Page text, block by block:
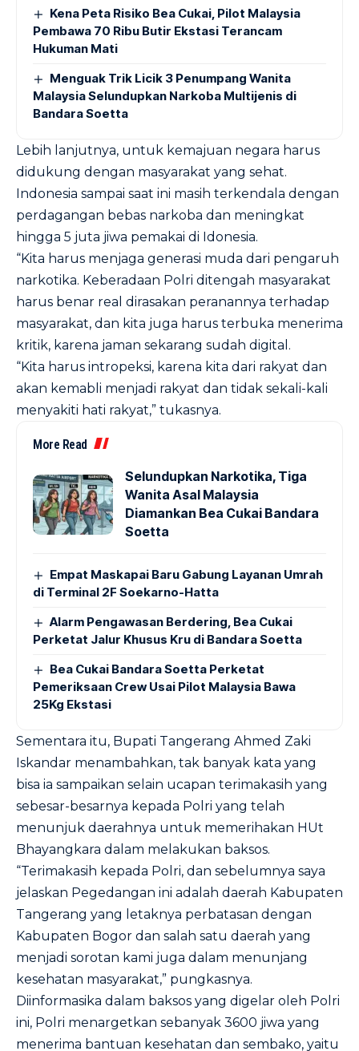
Kena Peta Risiko Bea Cukai, Pilot Malaysia
Pembawa 70 Ribu Butir Ekstasi Terancam
Hukuman Mati
Menguak Trik Licik 3 Penumpang Wanita
Malaysia Selundupkan Narkoba Multijenis di
Bandara Soetta
Lebih lanjutnya, untuk kemajuan negara harus
didukung dengan masyarakat yang sehat.
Indonesia sampai saat ini masih terkendala dengan
perdagangan bebas narkoba dan meningkat
hingga 5 juta jiwa pemakai di Idonesia.
“Kita harus menjaga generasi muda dari pengaruh
narkotika. Keberadaan Polri ditengah masyarakat
harus benar real dirasakan peranannya terhadap
masyarakat, dan kita juga harus terbuka menerima
kritik, karena jaman sekarang sudah digital.
“Kita harus intropeksi, karena kita dari rakyat dan
akan kemabli menjadi rakyat dan tidak sekali-kali
menyakiti hati rakyat,” tukasnya.
More Read
Selundupkan Narkotika, Tiga
Wanita Asal Malaysia
Diamankan Bea Cukai Bandara
Soetta
Empat Maskapai Baru Gabung Layanan Umrah
di Terminal 2F Soekarno-Hatta
Alarm Pengawasan Berdering, Bea Cukai
Perketat Jalur Khusus Kru di Bandara Soetta
Bea Cukai Bandara Soetta Perketat
Pemeriksaan Crew Usai Pilot Malaysia Bawa
25Kg Ekstasi
Sementara itu, Bupati Tangerang Ahmed Zaki
Iskandar menambahkan, tak banyak kata yang
bisa ia sampaikan selain ucapan terimakasih yang
sebesar-besarnya kepada Polri yang telah
menunjuk daerahnya untuk memerihakan HUt
Bhayangkara dalam melakukan baksos.
“Terimakasih kepada Polri, dan sebelumnya saya
jelaskan Pegedangan ini adalah daerah Kabupaten
Tangerang yang letaknya perbatasan dengan
Kabupaten Bogor dan salah satu daerah yang
menjadi sorotan kami juga dalam menunjang
kesehatan masyarakat,” pungkasnya.
Diinformasika dalam baksos yang digelar oleh Polri
ini, Polri menargetkan sebanyak 3600 jiwa yang
menerima bantuan kesehatan dan sembako, yaitu